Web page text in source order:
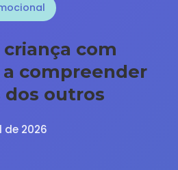
com
a compreender
dos outros
de 2026